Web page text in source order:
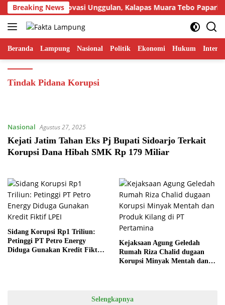
Langsung
ke
konten
Breaking News
Tampilkan Inovasi Unggulan, Kalapas Muara Tebo
Beranda Lampung Nasional Politik Ekonomi Hukum
Tindak Pidana Korupsi
Nasional Agustus 27, 2025
Kejati Jatim Tahan Eks Pj Bupati Sidoarjo Terkait
Korupsi Dana Hibah SMK Rp 179 Miliar
Sidang Korupsi Rp1 Triliun:
Petinggi PT Petro Energy
Diduga Gunakan Kredit Fiktif
Kejaksaan Agung Geledah
Rumah Riza Chalid dugaan
Korupsi Minyak Mentah dan
Selengkapnya